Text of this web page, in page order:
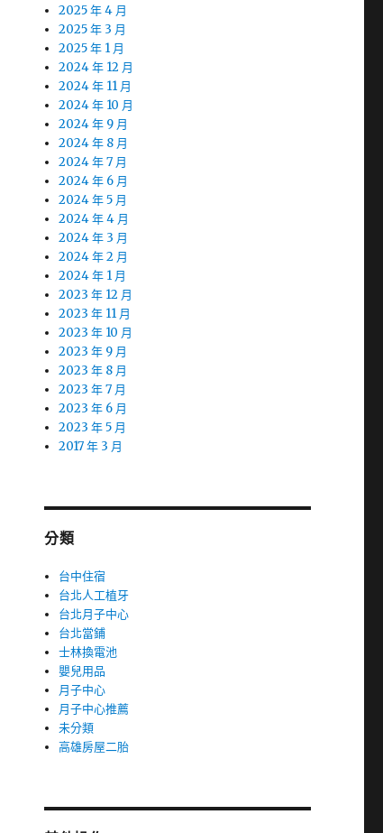
2025 年 4 月
2025 年 3 月
2025 年 1 月
2024 年 12 月
2024 年 11 月
2024 年 10 月
2024 年 9 月
2024 年 8 月
2024 年 7 月
2024 年 6 月
2024 年 5 月
2024 年 4 月
2024 年 3 月
2024 年 2 月
2024 年 1 月
2023 年 12 月
2023 年 11 月
2023 年 10 月
2023 年 9 月
2023 年 8 月
2023 年 7 月
2023 年 6 月
2023 年 5 月
2017 年 3 月
分類
台中住宿
台北人工植牙
台北月子中心
台北當鋪
士林換電池
嬰兒用品
月子中心
月子中心推薦
未分類
高雄房屋二胎